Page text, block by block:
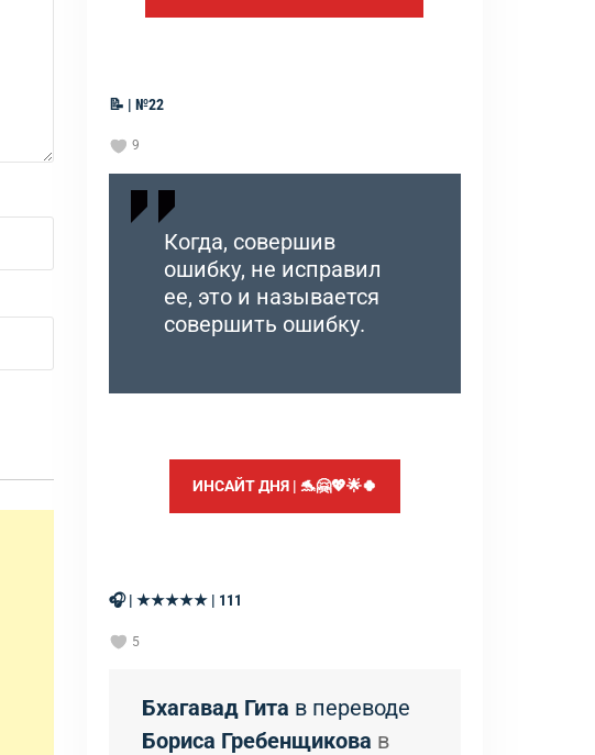
📝 | №22
9
Когда, совершив
ошибку, не исправил
ее, это и называется
совершить ошибку.
ИНСАЙТ ДНЯ | 🐬🤗💖🌟🍀
🎧 | ★★★★★ | 111
5
Бхагавад Гита в переводе
Бориса Гребенщикова в